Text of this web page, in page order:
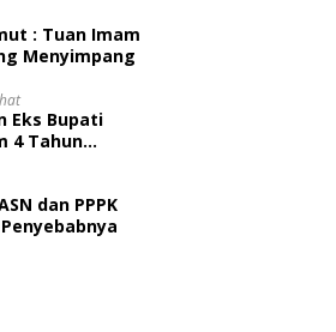
: Tuan Imam
Menyimpang
Eks Bupati
4 Tahun
dan PPPK